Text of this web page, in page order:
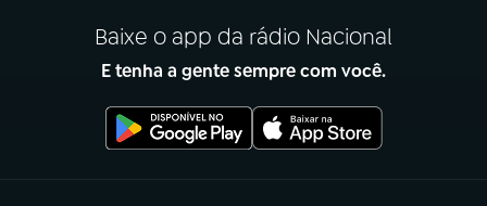
Baixe o app da rádio Nacional
E tenha a gente sempre com você.